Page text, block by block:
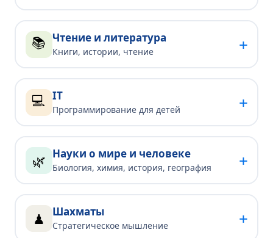
📚 Чтение и литература
Книги, истории, чтение +
💻 IT
Программирование для детей +
🌿 Науки о мире и человеке
Биология, химия, история, география +
♟ Шахматы
Стратегическое мышление +